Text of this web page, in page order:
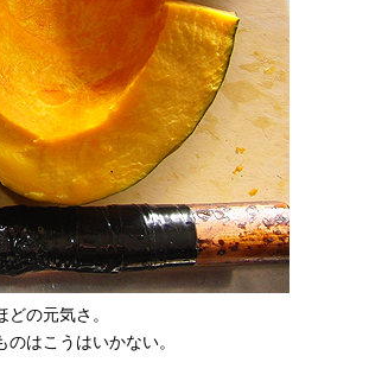
の元気さ。
はこうはいかない。